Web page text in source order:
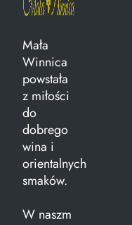
Mała
Winnica
powstała
z miłości
do
dobrego
wina i
orientalnych
smaków.
W naszm